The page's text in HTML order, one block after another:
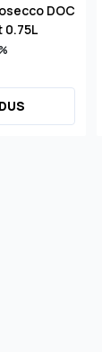
DOC
0.75L